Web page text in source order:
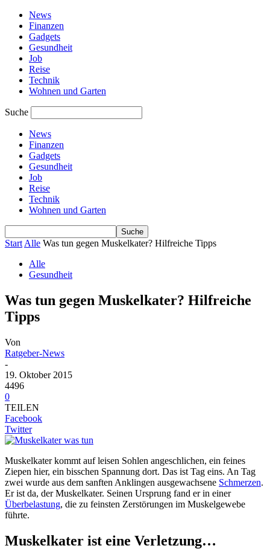
News
Finanzen
Gadgets
Gesundheit
Job
Reise
Technik
Wohnen und Garten
Suche
News
Finanzen
Gadgets
Gesundheit
Job
Reise
Technik
Wohnen und Garten
Start Alle Was tun gegen Muskelkater? Hilfreiche Tipps
Alle
Gesundheit
Was tun gegen Muskelkater? Hilfreiche
Tipps
Von
Ratgeber-News
-
19. Oktober 2015
4496
0
TEILEN
Facebook
Twitter
Muskelkater kommt auf leisen Sohlen angeschlichen, ein feines
Ziepen hier, ein bisschen Spannung dort. Das ist Tag eins. An Tag
zwei wurde aus dem sanften Anklingen ausgewachsene Schmerzen.
Er ist da, der Muskelkater. Seinen Ursprung fand er in einer
Überbelastung, die zu feinsten Zerstörungen im Muskelgewebe
führte.
Muskelkater ist eine Verletzung…